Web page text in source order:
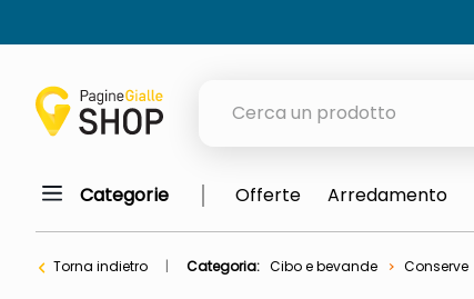
orologio parete
Categorie Offerte Arredamento
Torna indietro Categoria: Cibo e bevande Conserve